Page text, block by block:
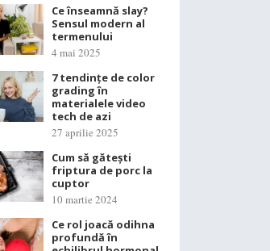
Ce înseamnă slay?
Sensul modern al
termenului
4 mai 2025
7 tendințe de color
grading în
materialele video
tech de azi
27 aprilie 2025
Cum să gătești
friptura de porc la
cuptor
10 martie 2024
Ce rol joacă odihna
profundă în